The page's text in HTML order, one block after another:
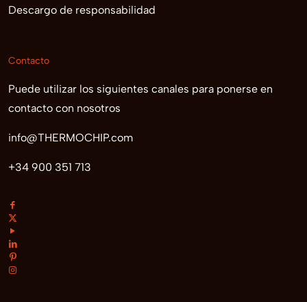
Descargo de responsabilidad
Contacto
Puede utilizar los siguientes canales para ponerse en
contacto con nosotros
info@THERMOCHIP.com
+34 900 351 713